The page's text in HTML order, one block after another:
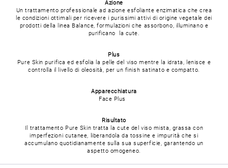
Azione
Un trattamento professionale ad azione esfoliante enzimatica che crea
le condizioni ottimali per ricevere i purissimi attivi di origine vegetale dei
prodotti della linea Balance, formulazioni che assorbono, illuminano e
purificano la cute.
Plus
Pure Skin purifica ed esfolia la pelle del viso mentre la idrata, lenisce e
controlla il livello di oleosità, per un finish satinato e compatto.
Apparecchiatura
Face Plus
Risultato
Il trattamento Pure Skin tratta la cute del viso mista, grassa con
imperfezioni cutanee, liberandola da tossine e impurità che si
accumulano quotidianamente sulla sua superficie, garantendo un
aspetto omogeneo.